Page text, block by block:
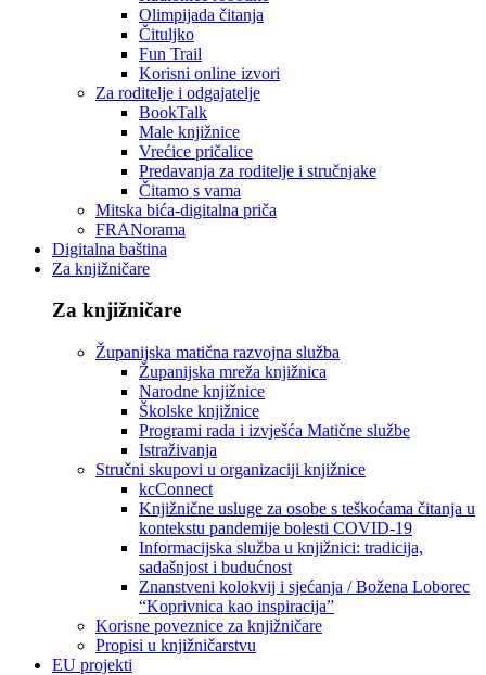
Olimpijada čitanja
Čituljko
Fun Trail
Korisni online izvori
Za roditelje i odgajatelje
BookTalk
Male knjižnice
Vrećice pričalice
Predavanja za roditelje i stručnjake
Čitamo s vama
Mitska bića-digitalna priča
FRANorama
Digitalna baština
Za knjižničare
Za knjižničare
Županijska matična razvojna služba
Županijska mreža knjižnica
Narodne knjižnice
Školske knjižnice
Programi rada i izvješća Matične službe
Istraživanja
Stručni skupovi u organizaciji knjižnice
kcConnect
Knjižnične usluge za osobe s teškoćama čitanja u
kontekstu pandemije bolesti COVID-19
Informacijska služba u knjižnici: tradicija,
sadašnjost i budućnost
Znanstveni kolokvij i sjećanja / Božena Loborec
“Koprivnica kao inspiracija”
Korisne poveznice za knjižničare
Propisi u knjižničarstvu
EU projekti